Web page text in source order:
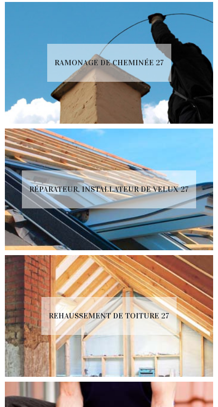
RAMONAGE DE CHEMINÉE 27
RÉPARATEUR, INSTALLATEUR DE VELUX 27
REHAUSSEMENT DE TOITURE 27